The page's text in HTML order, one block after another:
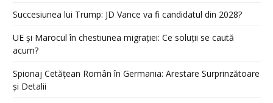
Succesiunea lui Trump: JD Vance va fi candidatul din 2028?
UE și Marocul în chestiunea migrației: Ce soluții se caută
acum?
Spionaj Cetățean Român în Germania: Arestare Surprinzătoare
și Detalii